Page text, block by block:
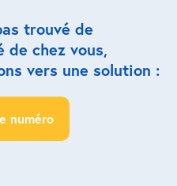
trouvé de
chez vous,
vers une solution :
numéro